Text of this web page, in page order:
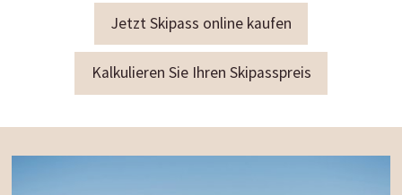
Jetzt Skipass online kaufen
Kalkulieren Sie Ihren Skipasspreis